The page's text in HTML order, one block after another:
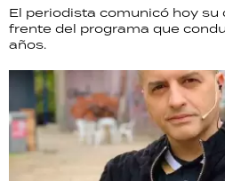
El periodista comunicó hoy su
frente del programa que
años.